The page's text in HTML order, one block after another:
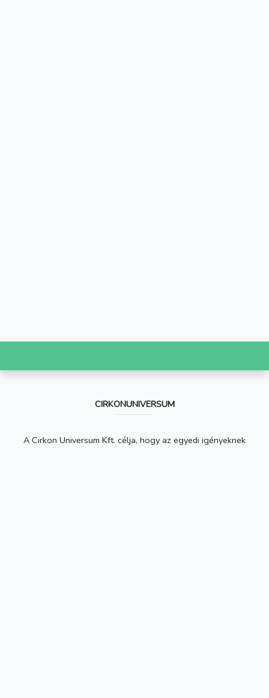
CIRKONUNIVERSUM
A Cirkon Universum Kft. célja, hogy az egyedi igényeknek